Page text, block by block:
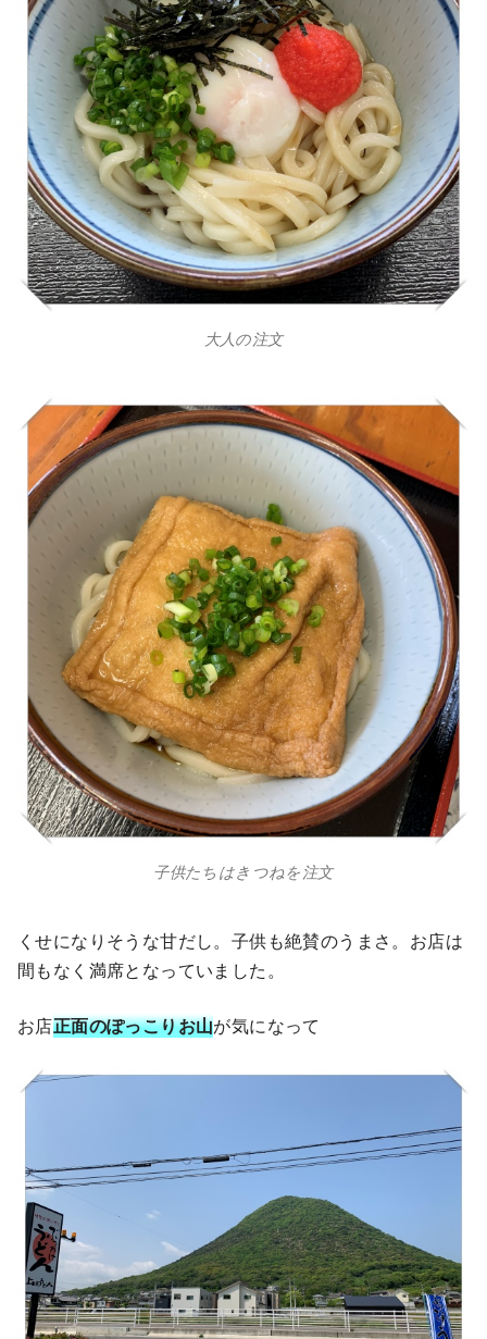
大人の注文
子供たちはきつねを注文
くせになりそうな甘だし。子供も絶賛のうまさ。お店は
間もなく満席となっていました。
お店正面のぽっこりお山が気になって